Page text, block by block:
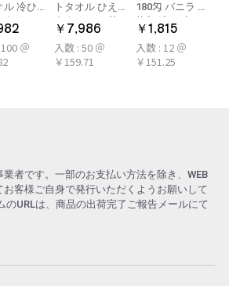
ル 冷ひや
タオル
パック
感タオ
包装 日
＠
トタオル ひえひ
えタオル 50枚
冷感タオル ミン
ト アロマおしぼ
り
￥7,986
入数 : 50 ＠
￥159.71
180匁 バニラ 12
枚(1ダース)
￥1,815
入数 : 12 ＠
￥151.25
者です。一部のお支払い方法を除き、WEB
客様ご自身で発行いただくようお願いして
のURLは、商品の出荷完了ご報告メールにて